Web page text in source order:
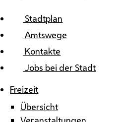
Stadtplan
Amtswege
Kontakte
Jobs bei der Stadt
Freizeit
Übersicht